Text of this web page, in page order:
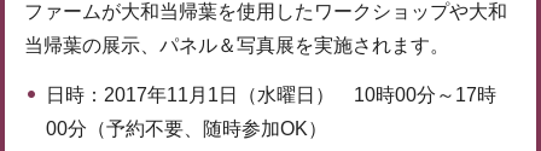
ファームが大和当帰葉を使用したワークショップや大和
当帰葉の展示、パネル＆写真展を実施されます。
日時：2017年11月1日（水曜日） 10時00分～17時
00分（予約不要、随時参加OK）